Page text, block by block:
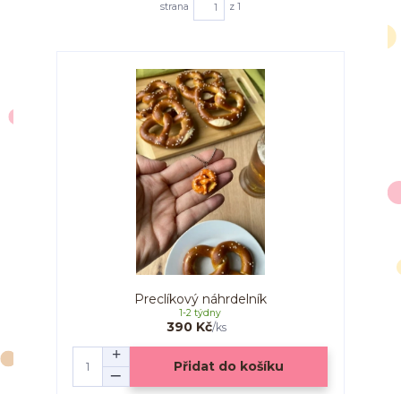
strana
z 1
Preclíkový náhrdelník
390 Kč/ks
1-2 týdny
Přidat do košíku